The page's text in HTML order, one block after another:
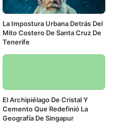
La Impostura Urbana Detrás Del
Mito Costero De Santa Cruz De
Tenerife
El Archipiélago De Cristal Y
Cemento Que Redefinió La
Geografía De Singapur